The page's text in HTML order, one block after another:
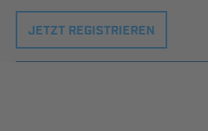
JETZT REGISTRIEREN